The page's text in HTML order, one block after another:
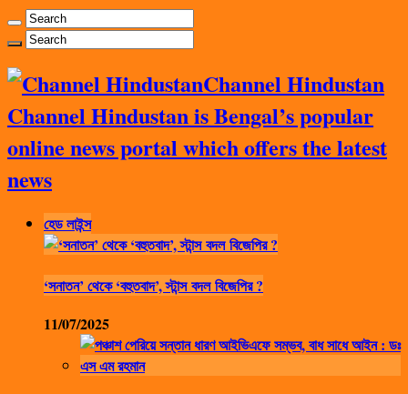
Channel Hindustan
Channel Hindustan is Bengal’s popular
online news portal which offers the latest
news
হেড লাইন্স
‘সনাতন’ থেকে ‘বহুতবাদ’, স্টান্স বদল বিজেপির ?
11/07/2025